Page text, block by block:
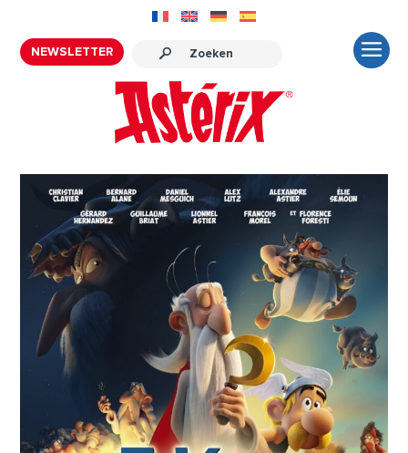
NEWSLETTER